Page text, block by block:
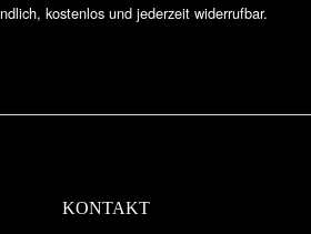
kostenlos und jederzeit widerrufbar.
KONTAKT